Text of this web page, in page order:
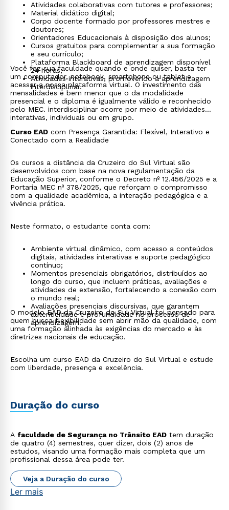
Atividades colaborativas com tutores e professores;
Material didático digital;
Corpo docente formado por professores mestres e
doutores;
Orientadores Educacionais à disposição dos alunos;
Cursos gratuitos para complementar a sua formação
e seu currículo;
Plataforma Blackboard de aprendizagem disponível
24 horas;
Atividades interativas, promovendo a aprendizagem
interdisciplinar.
Você faz sua faculdade quando e onde quiser, basta ter
um computador, notebook, smartphone ou tablet e
acessar a nossa plataforma virtual. O investimento das
mensalidades é bem menor que o da modalidade
presencial e o diploma é igualmente válido e reconhecido
pelo MEC. interdisciplinar ocorre por meio de atividades
interativas, individuais ou em grupo.
Curso EAD com Presença Garantida: Flexível, Interativo e
Conectado com a Realidade
Os cursos a distância da Cruzeiro do Sul Virtual são
desenvolvidos com base na nova regulamentação da
Educação Superior, conforme o Decreto nº 12.456/2025 e a
Portaria MEC nº 378/2025, que reforçam o compromisso
com a qualidade acadêmica, a interação pedagógica e a
vivência prática.
Neste formato, o estudante conta com:
Ambiente virtual dinâmico, com acesso a conteúdos
digitais, atividades interativas e suporte pedagógico
contínuo;
Momentos presenciais obrigatórios, distribuídos ao
longo do curso, que incluem práticas, avaliações e
atividades de extensão, fortalecendo a conexão com
o mundo real;
Avaliações presenciais discursivas, que garantem
autenticidade e profundidade no processo de
aprendizagem.
O modelo EAD da Cruzeiro do Sul Virtual foi pensado para
quem busca flexibilidade sem abrir mão da qualidade, com
uma formação alinhada às exigências do mercado e às
diretrizes nacionais de educação.
Escolha um curso EAD da Cruzeiro do Sul Virtual e estude
com liberdade, presença e excelência.
Duração do curso
A faculdade de Segurança no Trânsito EAD tem duração
de quatro (4) semestres, quer dizer, dois (2) anos de
estudos, visando uma formação mais completa que um
profissional dessa área pode ter.
Veja a Duração do curso
Ler mais